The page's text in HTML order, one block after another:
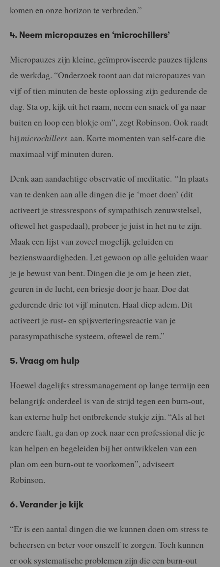
komen en onze horizon te verbreden.”
4. Neem micropauzes en ‘microchillers’
Micropauzes zijn kleine, geïmproviseerde pauzes tijdens
de werkdag. “Onderzoek toont aan dat micropauzes van
vijf of tien minuten de beste oplossing zijn gedurende de
dag. Sta op, kijk uit het raam, neem een snack of ga naar
buiten en loop een blokje om”, zegt Robinson. Ook raadt
hijmicrochillers aan. Korte momenten van self-care die
maximaal vijf minuten duren.
Denk aan aandachtige observatie of meditatie. “In plaats
van te denken aan alle dingen die je ‘moet doen’ (dit
activeert je stressrespons of sympathisch zenuwstelsel,
oftewel het gaspedaal), probeer je juist in het nu te zijn.
Maak een lijst van zoveel mogelijk geluiden en
bezienswaardigheden. Let gewoon op alle geluiden waar
je je bewust van bent. Dingen die je om je heen ziet,
geuren in de lucht, een briesje door je haar. Doe dat
gedurende drie tot vijf minuten. Haal diep adem. Dit
activeert je rust- en spijsverteringsreactie van je
parasympathische systeem, oftewel de rem.”
5. Vraag om hulp
Hoewel dagelijks stressmanagement op lange termijn een
belangrijk onderdeel is van de strijd tegen een burn-out,
kan externe hulp het ontbrekende stukje zijn. “Als al het
andere faalt, ga dan op zoek naar een professional die je
kan helpen en begeleiden bij het ontwikkelen van een
plan om een burn-out te voorkomen”, adviseert
Robinson.
6. Verander je kijk
“Er is een aantal dingen die we kunnen doen om stress te
beheersen en beter voor onszelf te zorgen. Toch kunnen
er ook systematische problemen zijn die een burn-out